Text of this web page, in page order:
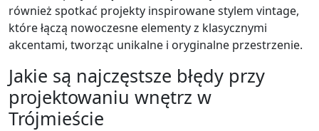
również spotkać projekty inspirowane stylem vintage,
które łączą nowoczesne elementy z klasycznymi
akcentami, tworząc unikalne i oryginalne przestrzenie.
Jakie są najczęstsze błędy przy
projektowaniu wnętrz w
Trójmieście